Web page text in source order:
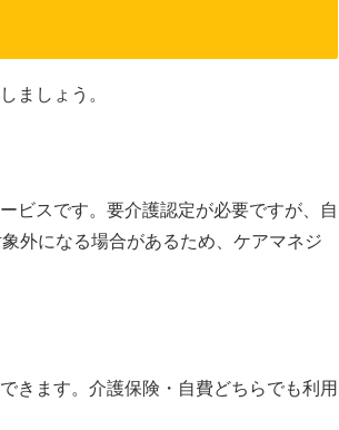
ましょう。
ビスです。要介護認定が必要ですが、自
外になる場合があるため、ケアマネジ
きます。介護保険・自費どちらでも利用